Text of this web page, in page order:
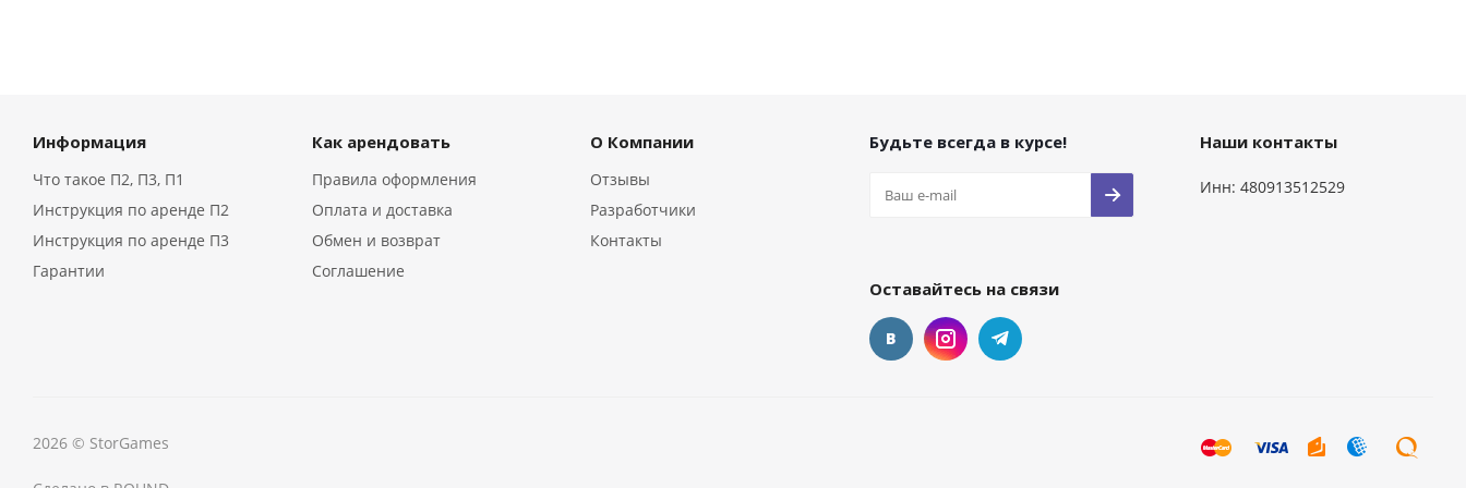
Информация
Что такое П2, П3, П1
Инструкция по аренде П2
Инструкция по аренде П3
Гарантии
Как арендовать
Правила оформления
Оплата и доставка
Обмен и возврат
Соглашение
О Компании
Отзывы
Разработчики
Контакты
Будьте всегда в курсе!
Оставайтесь на связи
Наши контакты
Инн: 480913512529
2026 © StorGames